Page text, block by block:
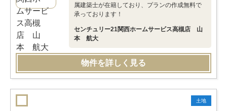
属建築士が在籍しており、プランの作成無料で
承っております！
センチュリー21関西ホームサービス高槻店 山
本 航大
物件を詳しく見る
土地